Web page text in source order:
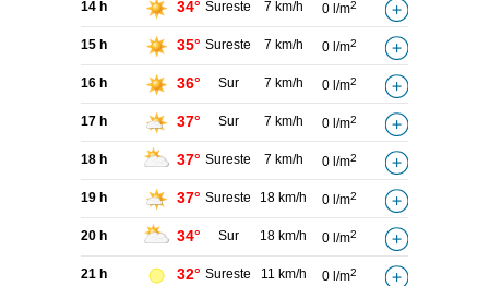
14 h 34° Sureste 7 km/h 0 l/m2
15 h 35° Sureste 7 km/h 0 l/m2
16 h 36° Sur 7 km/h 0 l/m2
17 h 37° Sur 7 km/h 0 l/m2
18 h 37° Sureste 7 km/h 0 l/m2
19 h 37° Sureste 18 km/h 0 l/m2
20 h 34° Sur 18 km/h 0 l/m2
21 h 32° Sureste 11 km/h 0 l/m2